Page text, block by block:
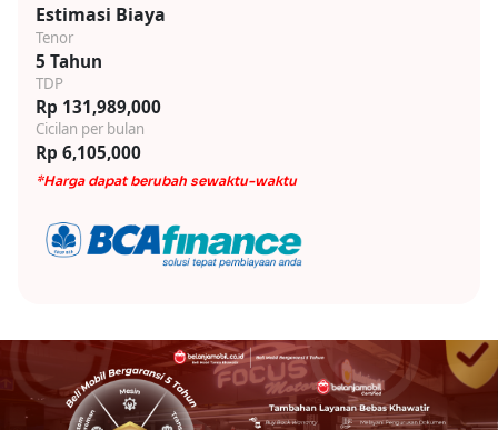
Estimasi Biaya
Tenor
5 Tahun
TDP
Rp 131,989,000
Cicilan per bulan
Rp 6,105,000
*Harga dapat berubah sewaktu-waktu